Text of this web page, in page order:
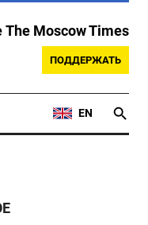
Moscow Times
ПОДДЕРЖАТЬ
EN